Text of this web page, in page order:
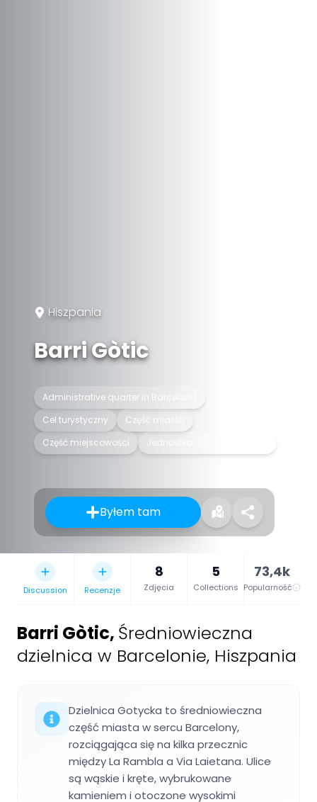
Hiszpania
Barri Gòtic
Administrative quarter in Barcelona
Cel turystyczny
Część miasta
Część miejscowości
Jednostka administracyjna
Byłem tam
Discussion Recenzje
8
Zdjęcia
5
Collections
73,4k
Popularność
Barri Gòtic, Średniowieczna
dzielnica w Barcelonie, Hiszpania
Dzielnica Gotycka to średniowieczna
część miasta w sercu Barcelony,
rozciągająca się na kilka przecznic
między La Rambla a Via Laietana. Ulice
są wąskie i kręte, wybrukowane
kamieniem i otoczone wysokimi